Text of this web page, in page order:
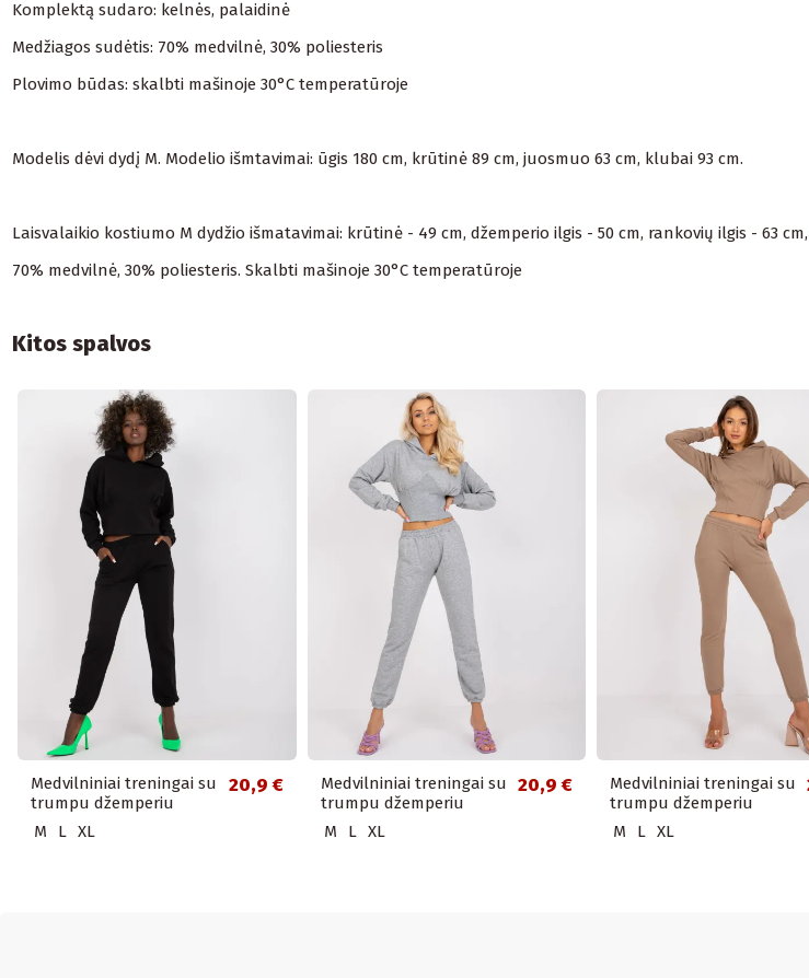
Komplektą sudaro: kelnės, palaidinė
Medžiagos sudėtis: 70% medvilnė, 30% poliesteris
Plovimo būdas: skalbti mašinoje 30°C temperatūroje
Modelis dėvi dydį M. Modelio išmtavimai: ūgis 180 cm, krūtinė 89 cm, juosmuo 63 cm, klubai 93 cm.
Laisvalaikio kostiumo M dydžio išmatavimai: krūtinė - 49 cm, džemperio ilgis - 50 cm, rankovių ilgis - 63
70% medvilnė, 30% poliesteris. Skalbti mašinoje 30°C temperatūroje
Kitos spalvos
Medvilniniai treningai su
trumpu džemperiu
20,9 €
M L XL
Medvilniniai treningai su
trumpu džemperiu
20,9 €
M L XL
Medvilniniai treningai su
trumpu džemperiu
M L XL